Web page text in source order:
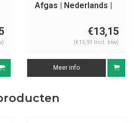
Afgas | Nederlands |
€13,15
(€15,91 Incl. btw)
Meer info